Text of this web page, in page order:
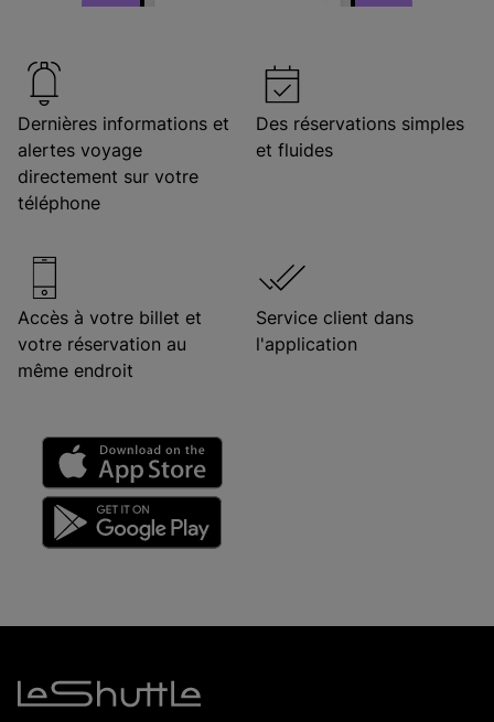
Dernières informations et
alertes voyage
directement sur votre
téléphone
Des réservations simples
et fluides
Accès à votre billet et
votre réservation au
même endroit
Service client dans
l'application